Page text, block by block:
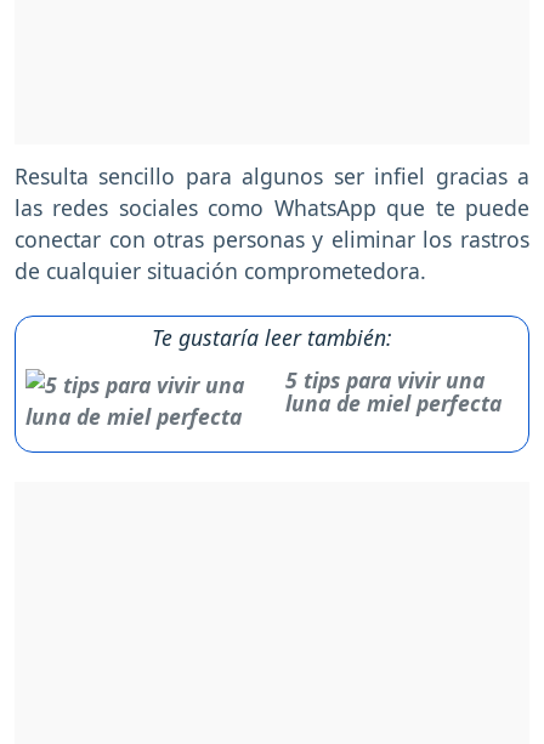
Resulta sencillo para algunos ser infiel gracias a
las redes sociales como WhatsApp que te puede
conectar con otras personas y eliminar los rastros
de cualquier situación comprometedora.
Te gustaría leer también:
5 tips para vivir una
luna de miel perfecta